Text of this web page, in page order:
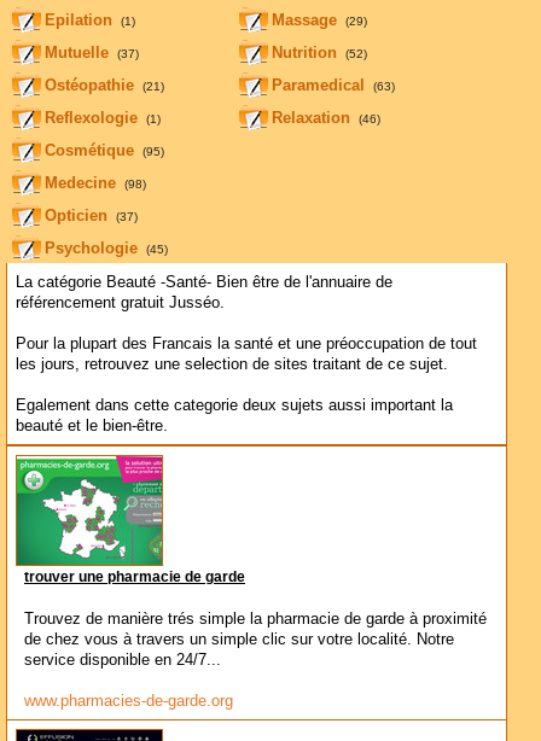
Epilation (1)
Mutuelle (37)
Ostéopathie (21)
Reflexologie (1)
Massage (29)
Nutrition (52)
Paramedical (63)
Relaxation (46)
Cosmétique (95)
Medecine (98)
Opticien (37)
Psychologie (45)
La catégorie Beauté -Santé- Bien être de l'annuaire de
référencement gratuit Jusséo.
Pour la plupart des Francais la santé et une préoccupation de tout
les jours, retrouvez une selection de sites traitant de ce sujet.
Egalement dans cette categorie deux sujets aussi important la
beauté et le bien-être.
trouver une pharmacie de garde
Trouvez de manière trés simple la pharmacie de garde à proximité
de chez vous à travers un simple clic sur votre localité. Notre
service disponible en 24/7...
www.pharmacies-de-garde.org